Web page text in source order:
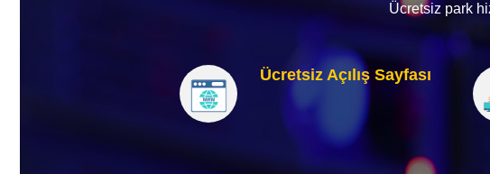
Ücretsiz park
Ücretsiz Açılış Sayfası